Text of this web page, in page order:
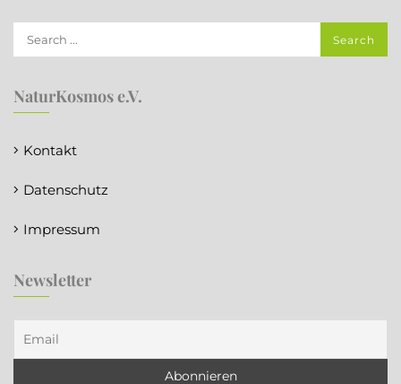
NaturKosmos e.V.
Kontakt
Datenschutz
Impressum
Newsletter